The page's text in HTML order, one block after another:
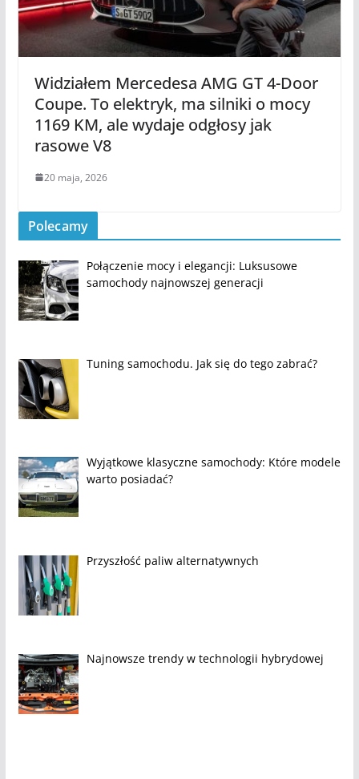
Widziałem Mercedesa AMG GT 4-Door
Coupe. To elektryk, ma silniki o mocy
1169 KM, ale wydaje odgłosy jak
rasowe V8
20 maja, 2026
Polecamy
Połączenie mocy i elegancji: Luksusowe
samochody najnowszej generacji
Tuning samochodu. Jak się do tego zabrać?
Wyjątkowe klasyczne samochody: Które modele
warto posiadać?
Przyszłość paliw alternatywnych
Najnowsze trendy w technologii hybrydowej